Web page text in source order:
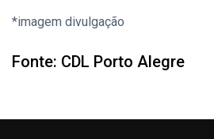
*imagem divulgação
Fonte: CDL Porto Alegre